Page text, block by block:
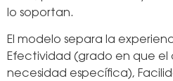
lo soportan.
El modelo separa la
Efectividad (grado en que el
necesidad específica),